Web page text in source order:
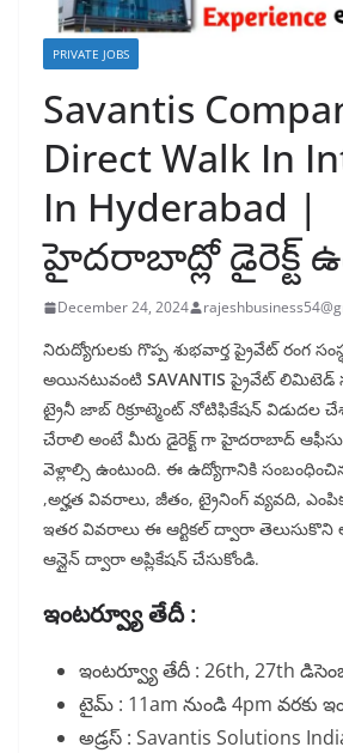
PRIVATE JOBS
Savantis
Direct Walk In
In Hyderabad |
హైదరాబాద్లో డైరెక్ట్
December 24, 2024
నిరుద్యోగులకు గొప్ప శుభవార్త ప్రైవేట్ రంగ
అయినటువంటి SAVANTIS ప్రైవేట్ లిమిటెడ్
ట్రైనీ జాబ్ రిక్రూట్మెంట్ నోటిఫికేషన్ విడుదల
చేరాలి అంటే మీరు డైరెక్ట్ గా హైదరాబాద్ ఆఫీసు
వెళ్లాల్సి ఉంటుంది. ఈ ఉద్యోగానికి
,అర్హత వివరాలు, జీతం, ట్రైనింగ్ వ్యవది,
ఇతర వివరాలు ఈ ఆర్టికల్ ద్వారా తెలుసుకొని
ఆన్లైన్ ద్వారా అప్లికేషన్ చేసుకోండి.
ఇంటర్వ్యూ తేదీ :
ఇంటర్వ్యూ తేదీ : 26th, 27th
టైమ్ : 11am నుండి 4pm వరకు
అడ్రస్ : Savantis Solutions